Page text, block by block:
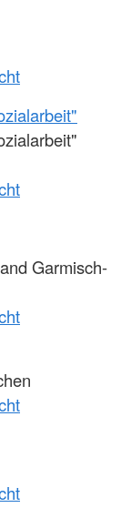
Garmisch-